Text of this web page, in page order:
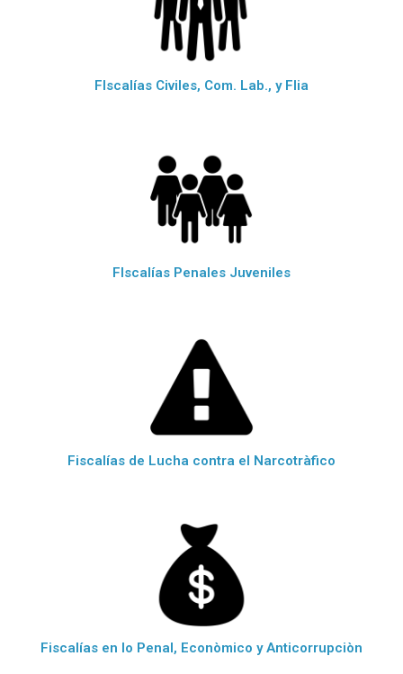
FIscalías Civiles, Com. Lab., y Flia
FIscalías Penales Juveniles
Fiscalías de Lucha contra el Narcotràfico
Fiscalías en lo Penal, Econòmico y Anticorrupciòn